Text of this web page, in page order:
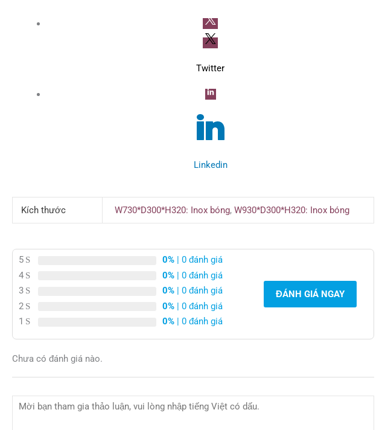
Twitter
Linkedin
Kích thước W730*D300*H320: Inox bóng,W930*D300*H320: Inox bóng
5 0% | 0 đánh giá
4
0% | 0 đánh giá
3
0% | 0 đánh giá
2
0% | 0 đánh giá
1
0% | 0 đánh giá
ĐÁNH GIÁ NGAY
Chưa có đánh giá nào.